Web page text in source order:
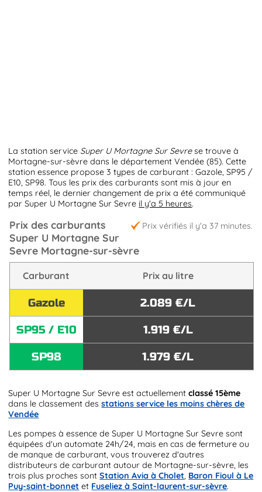
La station service Super U Mortagne Sur Sevrese trouve à
Mortagne-sur-sèvre dans le département Vendée (85). Cette
station essence propose 3 types de carburant : Gazole, SP95 /
E10, SP98. Tous les prix des carburants sont mis à jour en
temps réel, le dernier changement de prix a été communiqué
par Super U Mortagne Sur Sevre il y'a 5 heures.
Prix vérifiés il y'a 37 minutes.
Prix des carburants
Super U Mortagne Sur
Sevre Mortagne-sur-sèvre
Carburant Prix au litre
Gazole
2.089 €/L
SP95 / E10
1.919 €/L
SP98
1.979 €/L
Super U Mortagne Sur Sevre est actuellementclassé 15ème
dans le classement desstations service les moins chères de
Vendée
Les pompes à essence de Super U Mortagne Sur Sevre sont
équipées d'un automate 24h/24, mais en cas de fermeture ou
de manque de carburant, vous trouverez d'autres
distributeurs de carburant autour de Mortagne-sur-sèvre, les
trois plus proches sontStation Avia à Cholet, Baron Fioul à Le
Puy-saint-bonnet et Fuseliez à Saint-laurent-sur-sèvre.